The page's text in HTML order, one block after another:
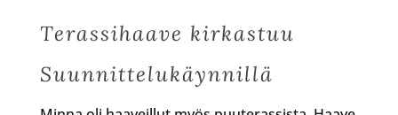
Terassihaave kirkastuu
Suunnittelukäynnillä